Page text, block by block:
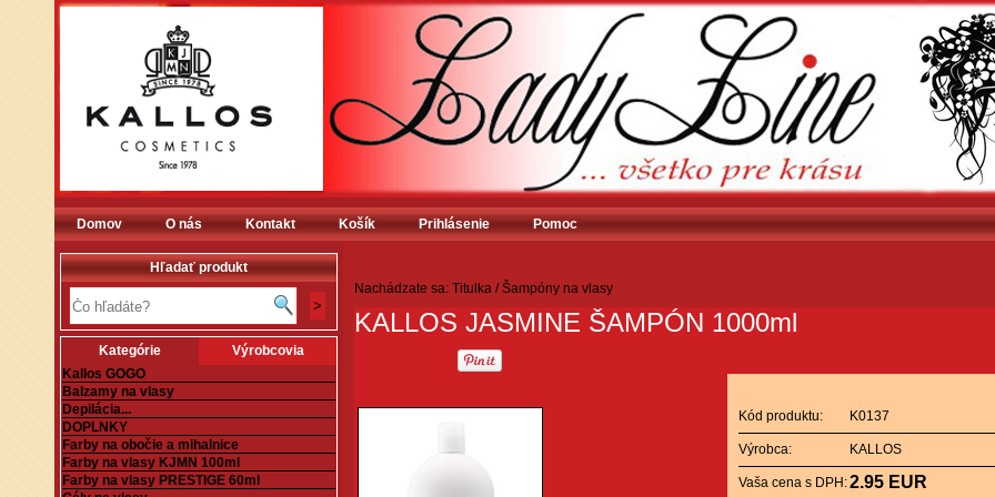
Domov O nás Kontakt Košík Prihlásenie Pomoc
Hľadať produkt
Kategórie
Výrobcovia
Kallos GOGO
Balzamy na vlasy
Depilácia...
DOPLNKY
Farby na obočie a mihalnice
Farby na vlasy KJMN 100ml
Farby na vlasy PRESTIGE 60ml
Nachádzate sa: Titulka /Šampóny na vlasy
KALLOS JASMINE ŠAMPÓN 1000ml
Kód produktu: K0137
Výrobca: KALLOS
Vaša cena s DPH:2.95 EUR